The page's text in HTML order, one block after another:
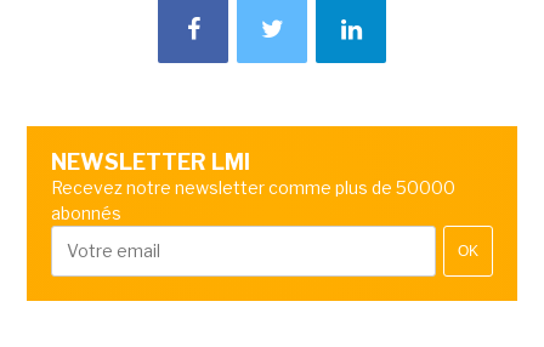
NEWSLETTER LMI
Recevez notre newsletter comme plus de 50000
abonnés
OK